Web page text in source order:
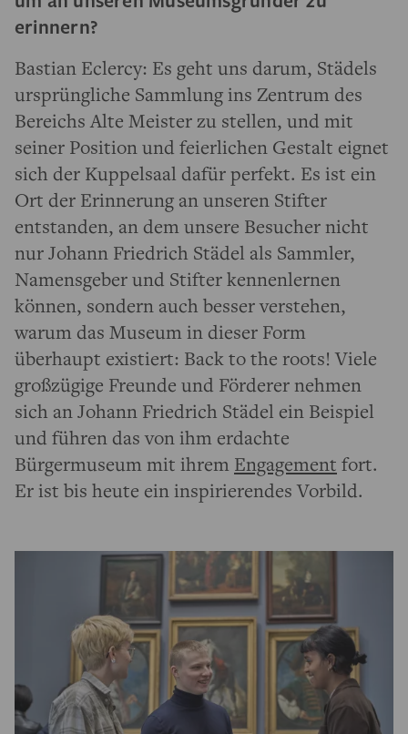
erinnern?
Bastian Eclercy: Es geht uns darum, Städels
ursprüngliche Sammlung ins Zentrum des
Bereichs Alte Meister zu stellen, und mit
seiner Position und feierlichen Gestalt eignet
sich der Kuppelsaal dafür perfekt. Es ist ein
Ort der Erinnerung an unseren Stifter
entstanden, an dem unsere Besucher nicht
nur Johann Friedrich Städel als Sammler,
Namensgeber und Stifter kennenlernen
können, sondern auch besser verstehen,
warum das Museum in dieser Form
überhaupt existiert: Back to the roots! Viele
großzügige Freunde und Förderer nehmen
sich an Johann Friedrich Städel ein Beispiel
und führen das von ihm erdachte
Bürgermuseum mit ihrem Engagement fort.
Er ist bis heute ein inspirierendes Vorbild.